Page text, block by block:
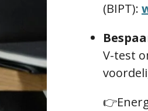
(BIPT):
V-test